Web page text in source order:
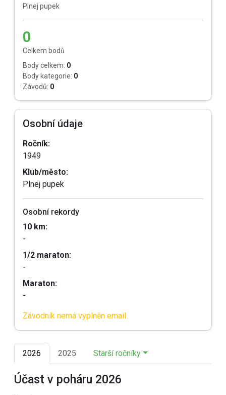
Plnej pupek
0
Celkem bodů
Body celkem: 0
Body kategorie: 0
Závodů: 0
Osobní údaje
Ročník:
1949
Klub/město:
Plnej pupek
Osobní rekordy
10 km:
-
1/2 maraton:
-
Maraton:
-
Závodník nemá vyplněn email.
2026 2025 Starší ročníky
Účast v poháru 2026